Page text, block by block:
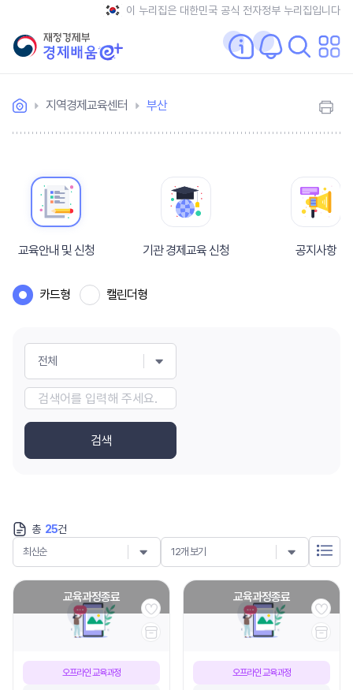
이 누리집은 대한민국 공식 전자정부 누리집입니다
지역경제교육센터 부산
교육안내 및 신청 기관 경제교육 신청 공지사항
카드형 캘린더형
전체
검색
총 25건
최신순 12개 보기
교육과정종료
오프라인 교육과정
교육과정종료
오프라인 교육과정